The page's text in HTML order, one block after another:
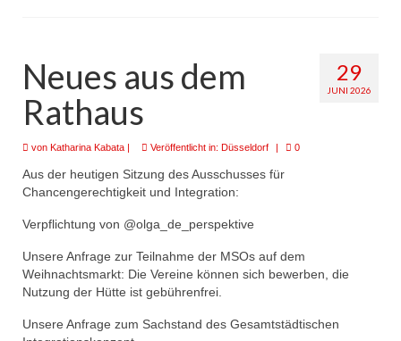
29
JUNI 2026
Neues aus dem
Rathaus
von Katharina Kabata | Veröffentlicht in: Düsseldorf | 0
Aus der heutigen Sitzung des Ausschusses für
Chancengerechtigkeit und Integration:
Verpflichtung von @olga_de_perspektive
Unsere Anfrage zur Teilnahme der MSOs auf dem
Weihnachtsmarkt: Die Vereine können sich bewerben, die
Nutzung der Hütte ist gebührenfrei.
Unsere Anfrage zum Sachstand des Gesamtstädtischen